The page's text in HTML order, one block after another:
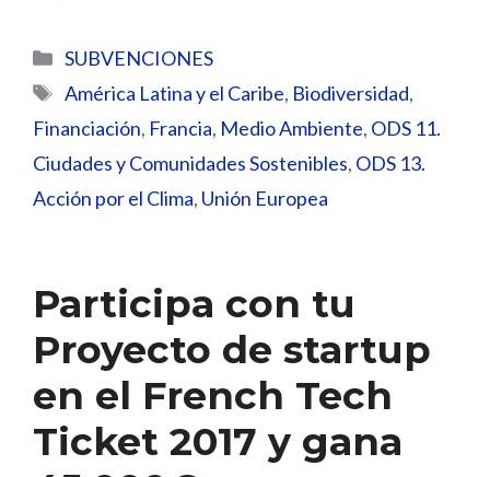
Categorías
SUBVENCIONES
Etiquetas
América Latina y el Caribe, Biodiversidad,
Financiación, Francia, Medio Ambiente, ODS 11.
Ciudades y Comunidades Sostenibles, ODS 13.
Acción por el Clima, Unión Europea
Participa con tu
Proyecto de startup
en el French Tech
Ticket 2017 y gana